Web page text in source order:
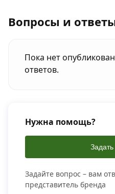
Вопросы и
Пока нет
ответов.
Нужна помощь?
Задайте вопрос – вам
представитель бренда